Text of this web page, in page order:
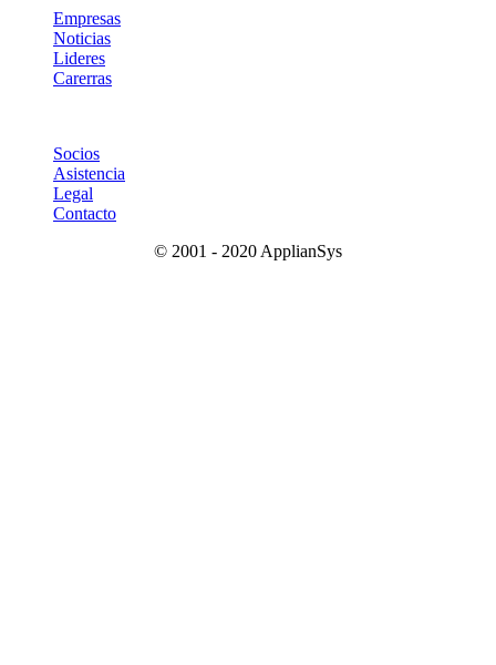
Empresas
Noticias
Lideres
Carerras
Socios
Asistencia
Legal
Contacto
© 2001 - 2020 ApplianSys